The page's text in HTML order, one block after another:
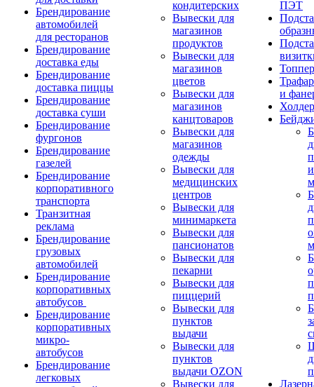
Брендирование
автомобилей
для ресторанов
Брендирование
доставка еды
Брендирование
доставка пиццы
Брендирование
доставка суши
Брендирование
фургонов
Брендирование
газелей
Брендирование
корпоративного
транспорта
Транзитная
реклама
Брендирование
грузовых
автомобилей
Брендирование
корпоративных
автобусов
Брендирование
корпоративных
микро-
автобусов
Брендирование
легковых
кондитерских
Вывески для
магазинов
продуктов
Вывески для
магазинов
цветов
Вывески для
магазинов
канцтоваров
Вывески для
магазинов
одежды
Вывески для
медицинских
центров
Вывески для
минимаркета
Вывески для
пансионатов
Вывески для
пекарни
Вывески для
пиццерий
Вывески для
пунктов
выдачи
Вывески для
пунктов
выдачи OZON
Вывески для
ПЭТ
и